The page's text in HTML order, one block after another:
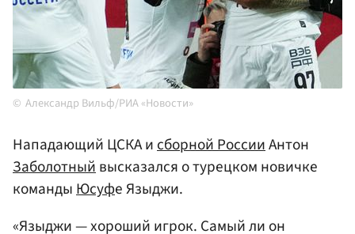
Александр Вильф/РИА «Новости»
Нападающий ЦСКА исборной РоссииАнтон
Заболотныйвысказался о турецком новичке
командыЮсуфе Языджи.
«Языджи — хороший игрок. Самый ли он